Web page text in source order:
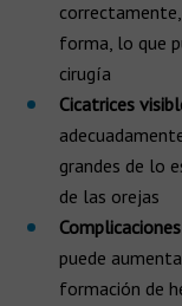
forma, lo que
cirugía
Cicatrices
grandes de lo
de las orejas
puede
formación de